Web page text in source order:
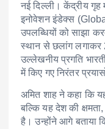
नई दिल्ली। केंद्रीय गृह
इनोवेशन इंडेक्स
उपलब्धियों को साझा
स्थान से छलांग लगाकर
उल्लेखनीय प्रगति
में किए गए निरंतर
अमित शाह ने कहा कि
बल्कि यह देश की
है। उन्होंने आगे बताया